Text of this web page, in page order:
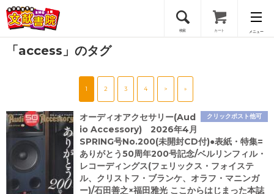
検索 カート メニュー
会員登録
「access」のタグ
1 2 3 4 > »
クリックポスト他可
オーディオアクセサリー(Aud
io Accessory) 2026年4月
SPRING号No.200(未開封CD付)●表紙・特集=
ありがとう50周年200号記念/ベルリンフィル・
レコーディングス(フェリックス・フォイステ
ル、クリストフ・ブランケ、オラフ・マニンガ
ー)/石田善之×福田雅光 ここからはじまった本誌